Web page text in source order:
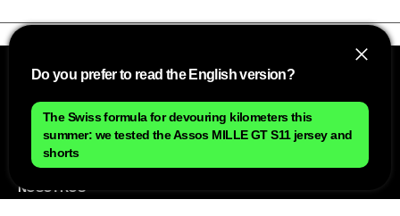
NOSOTROS
Do you prefer to read the English version?
The Swiss formula for devouring kilometers this
summer: we tested the Assos MILLE GT S11 jersey and
shorts